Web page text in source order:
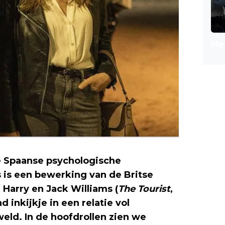
psychologische
is een bewerking van de Britse
en Jack Williams (The Tourist,
inkijkje in een relatie vol
In de hoofdrollen zien we